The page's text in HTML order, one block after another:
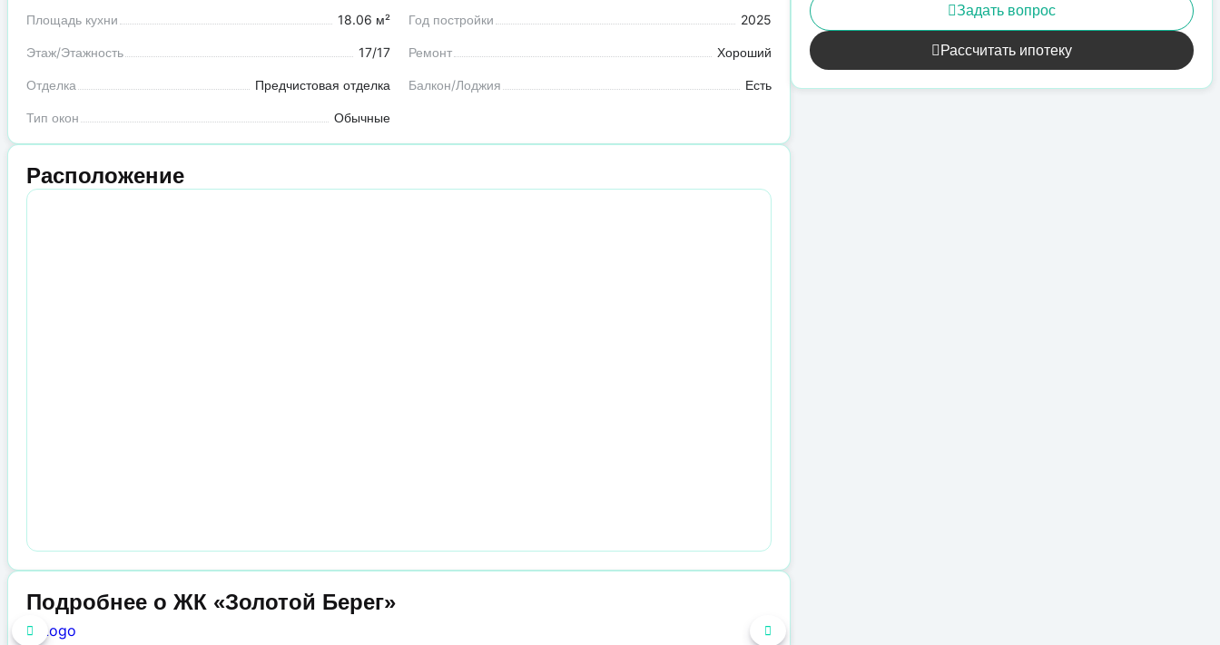
Площадь кухни 18.06 м² Год постройки 2025
Этаж/Этажность 17/17 Ремонт Хороший
Отделка Предчистовая отделка Балкон/Лоджия Есть
Тип окон Обычные
Расположение
Подробнее о ЖК «Золотой Берег»
Задать вопрос
Рассчитать ипотеку